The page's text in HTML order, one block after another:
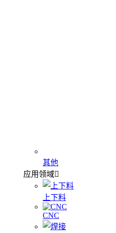
其他
应用领域
上下料
CNC